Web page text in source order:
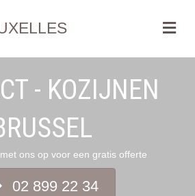
- KOZIJNEN
ons op voor een gratis offerte
02 899 22 34